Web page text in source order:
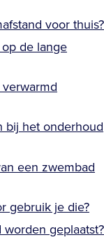
voor thuis?
de lange
bij het onderhoud
een zwembad
gebruik je die?
geplaatst?